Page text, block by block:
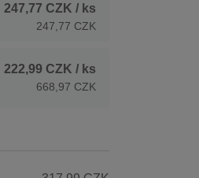
247,77 CZK / ks
247,77 CZK
222,99 CZK / ks
668,97 CZK